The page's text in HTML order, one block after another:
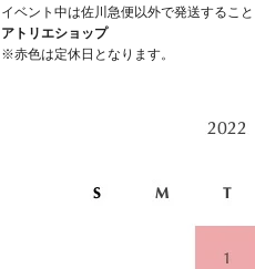
イベント中は佐川急便以外で発送するこ
アトリエショップ
※赤色は定休日となります。